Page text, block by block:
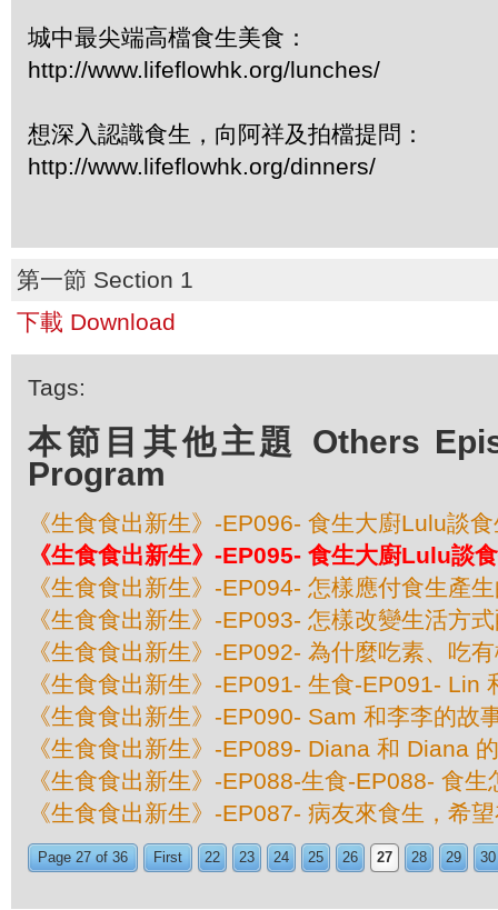
城中最尖端高檔食生美食：
http://www.lifeflowhk.org/lunches/
想深入認識食生，向阿祥及拍檔提問：
http://www.lifeflowhk.org/dinners/
第一節 Section 1
下載 Download
Tags:
本節目其他主題 Others
Program
《生食食出新生》-EP096- 食生大廚Lulu談
《生食食出新生》-EP095- 食生大廚Lulu談
《生食食出新生》-EP094- 怎樣應付食生產
《生食食出新生》-EP093- 怎樣改變生活方
《生食食出新生》-EP092- 為什麼吃素、吃
《生食食出新生》-EP091- 生食-EP091- Lin
《生食食出新生》-EP090- Sam 和李李的故
《生食食出新生》-EP089- Diana 和 Diana
《生食食出新生》-EP088-生食-EP088- 食
《生食食出新生》-EP087- 病友來食生，希
Page 27 of 36 First 22 23 24 25 26 27 28 29 30